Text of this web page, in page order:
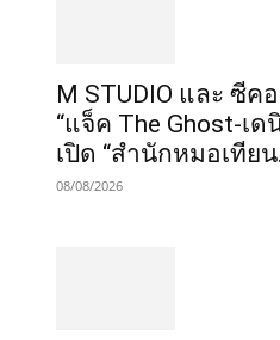
M STUDIO และ ซี
“แจ็ค The Ghost-เด
เปิด “สำนักหมอเทียน
08/08/2026